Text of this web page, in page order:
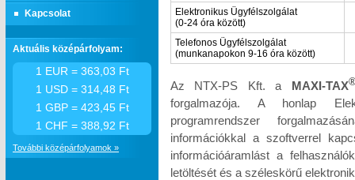
Kapcsolat
Elektronikus Ügyfélszolgálat
(0-24 óra között)
Telefonos Ügyfélszolgálat
(munkanapokon 9-16 óra között)
Az NTX-PS Kft. a MAXI-TAX
forgalmazója. A honlap
programrendszer
információkkal a szoftverrel
információáramlást a
letöltését és a széleskörű
Aktuális középárfolyam:
1 EUR = 363,03 Ft
1 USD = 314,48 Ft
1 GBP = 423,45 Ft
1 CHF = 388,92 Ft
További középárfolyamok »